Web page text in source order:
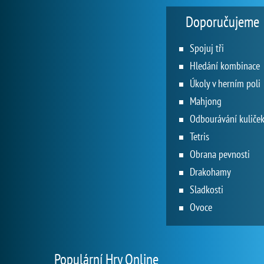
Doporučujeme
Spojuj tři
Hledání kombinace
Úkoly v herním poli
Mahjong
Odbourávání kuliček
Tetris
Obrana pevnosti
Drakohamy
Sladkosti
Ovoce
Populární Hry Online